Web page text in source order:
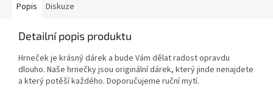
Popis Diskuze
Detailní popis produktu
Hrneček je krásný dárek a bude Vám dělat radost opravdu
dlouho. Naše hrnečky jsou originální dárek, který jinde nenajdete
a který potěší každého. Doporučujeme ruční mytí.